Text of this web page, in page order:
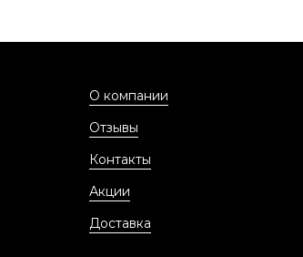
О компании
Отзывы
Контакты
Акции
Доставка